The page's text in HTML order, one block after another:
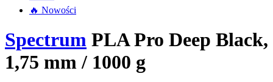
🔥 Nowości
Spectrum PLA Pro Deep Black,
1,75 mm / 1000 g